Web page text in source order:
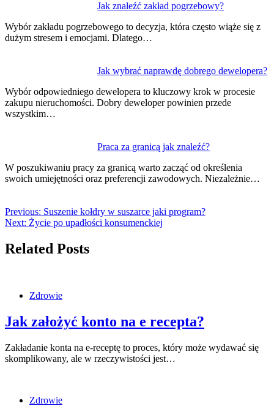
Jak znaleźć zakład pogrzebowy?
Wybór zakładu pogrzebowego to decyzja, która często wiąże się z
dużym stresem i emocjami. Dlatego…
Jak wybrać naprawdę dobrego dewelopera?
Wybór odpowiedniego dewelopera to kluczowy krok w procesie
zakupu nieruchomości. Dobry deweloper powinien przede
wszystkim…
Praca za granicą jak znaleźć?
W poszukiwaniu pracy za granicą warto zacząć od określenia
swoich umiejętności oraz preferencji zawodowych. Niezależnie…
Previous: Suszenie kołdry w suszarce jaki program?
Next: Życie po upadłości konsumenckiej
Related Posts
Zdrowie
Jak założyć konto na e recepta?
Zakładanie konta na e-receptę to proces, który może wydawać się
skomplikowany, ale w rzeczywistości jest…
Zdrowie